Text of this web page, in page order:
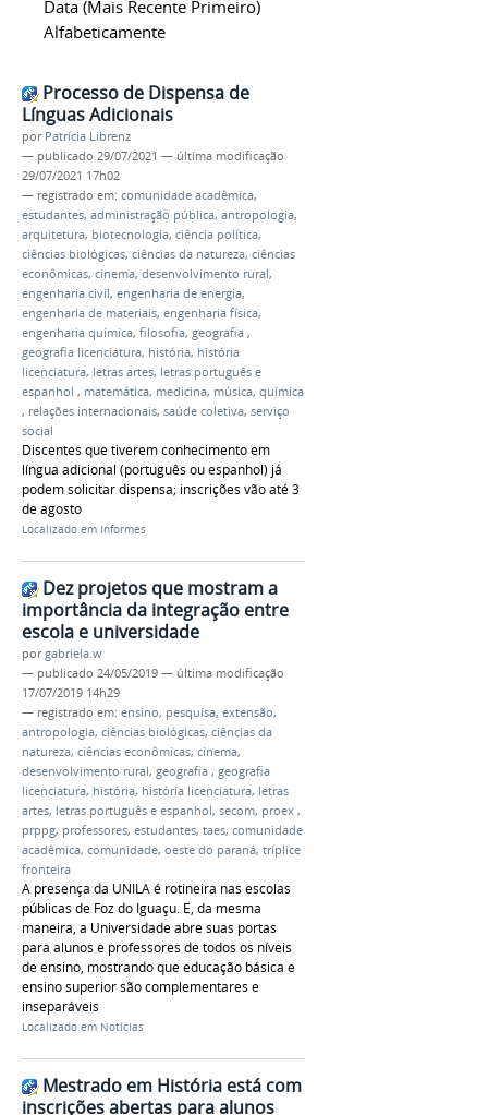
Data (mais Recente Primeiro)
Alfabeticamente
Processo de Dispensa de
Línguas Adicionais
por Patrícia Librenz
— publicado 29/07/2021 — última modificação
29/07/2021 17h02
— registrado em: comunidade acadêmica,
estudantes, administração pública, antropologia,
arquitetura, biotecnologia, ciência política,
ciências biológicas, ciências da natureza, ciências
econômicas, cinema, desenvolvimento rural,
engenharia civil, engenharia de energia,
engenharia de materiais, engenharia física,
engenharia química, filosofia, geografia ,
geografia licenciatura, história, história
licenciatura, letras artes, letras português e
espanhol , matemática, medicina, música, química
, relações internacionais, saúde coletiva, serviço
social
Discentes que tiverem conhecimento em
língua adicional (português ou espanhol) já
podem solicitar dispensa; inscrições vão até 3
de agosto
Localizado em Informes
Dez projetos que mostram a
importância da integração entre
escola e universidade
porgabriela.w
— publicado 24/05/2019 — última modificação
17/07/2019 14h29
— registrado em: ensino, pesquisa, extensão,
antropologia, ciências biológicas, ciências da
natureza, ciências econômicas, cinema,
desenvolvimento rural, geografia , geografia
licenciatura, história, história licenciatura, letras
artes, letras português e espanhol, secom, proex ,
prppg, professores, estudantes, taes, comunidade
acadêmica, comunidade, oeste do paraná, tríplice
fronteira
A presença da UNILA é rotineira nas escolas
públicas de Foz do Iguaçu. E, da mesma
maneira, a Universidade abre suas portas
para alunos e professores de todos os níveis
de ensino, mostrando que educação básica e
ensino superior são complementares e
inseparáveis
Localizado em Notícias
Mestrado em História está com
inscrições abertas para alunos